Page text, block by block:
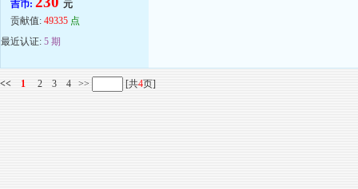
吉币:
元
贡献值: 49335 点
最近认证: 5 期
<< 1 2 3 4 >> [共4页]